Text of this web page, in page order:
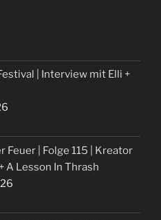
| Interview mit Elli +
Feuer | Folge 115 | Kreator
A Lesson In Thrash